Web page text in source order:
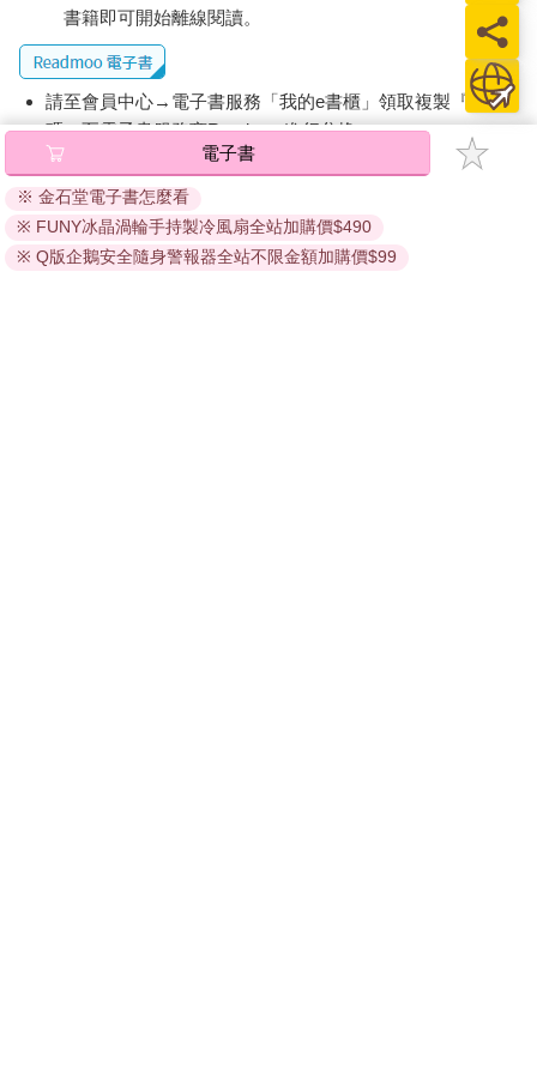
反倒是孫日奇，他轉過來看著我們，露出似笑非笑的表情，然後
這下子所有女生倒抽一口氣，包括我，孫日奇居然從來沒有說過
這件事情。
「好了啦，我先走了。」溫一凡可能受到太多注目禮覺得尷尬，
所以決定先離開。
「放學一起回家喔～」孫日奇故意說著，接著就提著便當大搖大
擺地走回教室，瞬間所有女生都圍到他的身邊。
「你跟校草是青梅竹馬？為什麼不說！」、「有沒有他小時候的
照片？」、「快幫我介紹！」
書籍即可開始離線閱讀。
請至會員中心→電子書服務「我的e書櫃」領取複製『兌換
碼』至電子書服務商Readmoo進行兌換。
退換貨須知：
因版權保護，您在金石堂所購買的電子書僅能以金石堂專屬
的閱讀軟體開啟閱讀，無法以其他閱讀器或直接下載檔案。
依據「消費者保護法」第19條及行政院消費者保護處公告之
電子書
※ 金石堂電子書怎麼看
※ FUNY冰晶渦輪手持製冷風扇全站加購價$490
※ Q版企鵝安全隨身警報器全站不限金額加購價$99